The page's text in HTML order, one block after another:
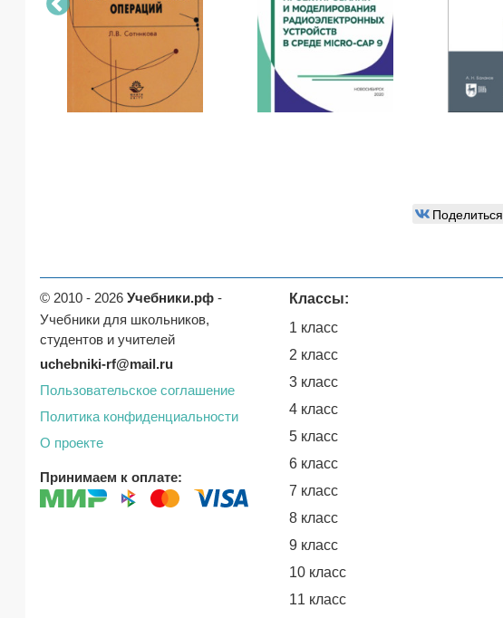
Поделиться
© 2010 - 2026 Учебники.рф -
Учебники для школьников,
студентов и учителей
uchebniki-rf@mail.ru
Пользовательское соглашение
Политика конфиденциальности
О проекте
Принимаем к оплате:
Классы:
1 класс
2 класс
3 класс
4 класс
5 класс
6 класс
7 класс
8 класс
9 класс
10 класс
11 класс